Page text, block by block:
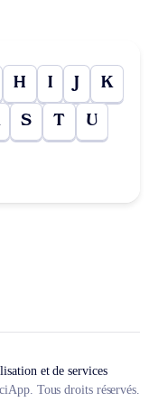
H I J K
S T U
et de services
Tous droits réservés.